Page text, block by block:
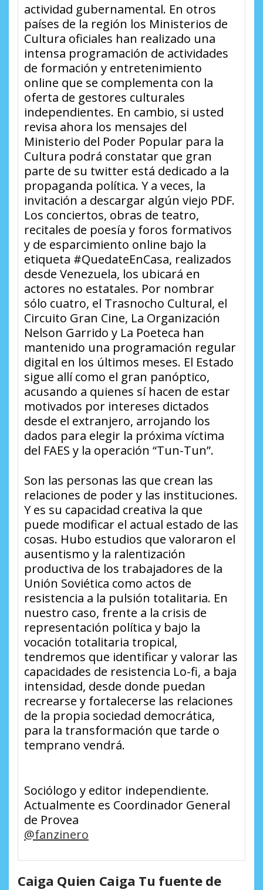
actividad gubernamental. En otros
países de la región los Ministerios de
Cultura oficiales han realizado una
intensa programación de actividades
de formación y entretenimiento
online que se complementa con la
oferta de gestores culturales
independientes. En cambio, si usted
revisa ahora los mensajes del
Ministerio del Poder Popular para la
Cultura podrá constatar que gran
parte de su twitter está dedicado a la
propaganda política. Y a veces, la
invitación a descargar algún viejo PDF.
Los conciertos, obras de teatro,
recitales de poesía y foros formativos
y de esparcimiento online bajo la
etiqueta #QuedateEnCasa, realizados
desde Venezuela, los ubicará en
actores no estatales. Por nombrar
sólo cuatro, el Trasnocho Cultural, el
Circuito Gran Cine, La Organización
Nelson Garrido y La Poeteca han
mantenido una programación regular
digital en los últimos meses. El Estado
sigue allí como el gran panóptico,
acusando a quienes sí hacen de estar
motivados por intereses dictados
desde el extranjero, arrojando los
dados para elegir la próxima víctima
del FAES y la operación “Tun-Tun”.
Son las personas las que crean las
relaciones de poder y las instituciones.
Y es su capacidad creativa la que
puede modificar el actual estado de las
cosas. Hubo estudios que valoraron el
ausentismo y la ralentización
productiva de los trabajadores de la
Unión Soviética como actos de
resistencia a la pulsión totalitaria. En
nuestro caso, frente a la crisis de
representación política y bajo la
vocación totalitaria tropical,
tendremos que identificar y valorar las
capacidades de resistencia Lo-fi, a baja
intensidad, desde donde puedan
recrearse y fortalecerse las relaciones
de la propia sociedad democrática,
para la transformación que tarde o
temprano vendrá.
Sociólogo y editor independiente.
Actualmente es Coordinador General
de Provea
@fanzinero
Caiga Quien Caiga Tu fuente de